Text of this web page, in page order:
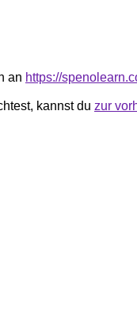
an https://
kannst du zur